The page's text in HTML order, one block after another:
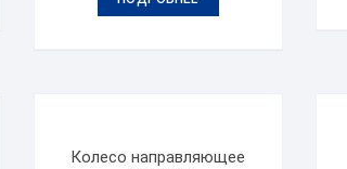
Колесо направляющее